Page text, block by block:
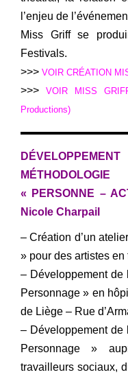
l’enjeu de
Miss Griff se
Festivals.
>>> VOIR CRÉATION
>>>VOIR MISS
Productions)
MÉTHODOLOGIE
« PERSONNE –
Nicole Charpail
– Création d’un
» pour des artistes en
– Développement de
Personnage » en
de Liège – Rue
– Développement de
Personnage »
travailleurs sociaux,